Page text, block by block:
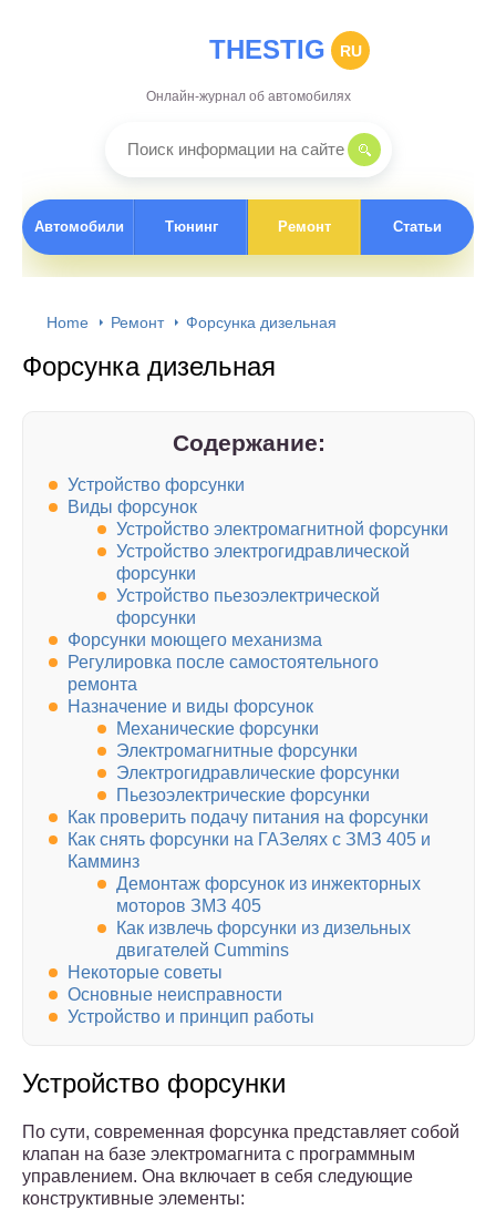
THESTIG RU
Онлайн-журнал об автомобилях
Автомобили Тюнинг Ремонт Статьи
Home Ремонт Форсунка дизельная
Форсунка дизельная
Содержание:
Устройство форсунки
Виды форсунок
Устройство электромагнитной форсунки
Устройство электрогидравлической
форсунки
Устройство пьезоэлектрической
форсунки
Форсунки моющего механизма
Регулировка после самостоятельного
ремонта
Назначение и виды форсунок
Механические форсунки
Электромагнитные форсунки
Электрогидравлические форсунки
Пьезоэлектрические форсунки
Как проверить подачу питания на форсунки
Как снять форсунки на ГАЗелях с ЗМЗ 405 и
Камминз
Демонтаж форсунок из инжекторных
моторов ЗМЗ 405
Как извлечь форсунки из дизельных
двигателей Cummins
Некоторые советы
Основные неисправности
Устройство и принцип работы
Устройство форсунки
По сути, современная форсунка представляет собой
клапан на базе электромагнита с программным
управлением. Она включает в себя следующие
конструктивные элементы: